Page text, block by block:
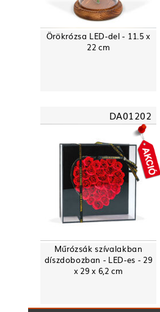
Örökrózsa LED-del - 11.5 x
22 cm
DA01202
Műrózsák szívalakban
díszdobozban - LED-es - 29
x 29 x 6,2 cm